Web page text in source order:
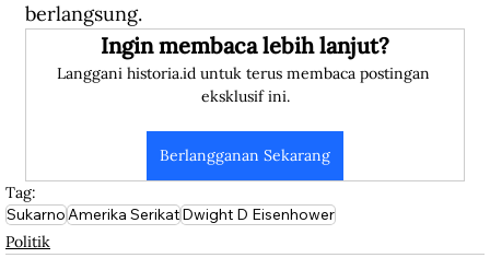
berlangsung.
Ingin membaca lebih lanjut?
Langgani historia.id untuk terus membaca postingan
eksklusif ini.
Berlangganan Sekarang
Tag:
SukarnoAmerika SerikatDwight D Eisenhower
Politik